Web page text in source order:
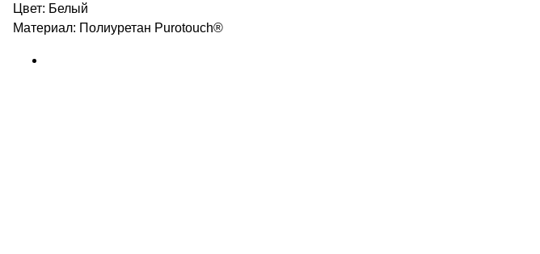
Цвет: Белый
Материал: Полиуретан Purotouch® ‎